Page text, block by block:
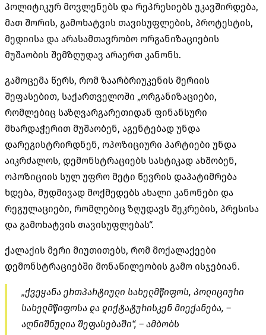
პოლიტიკურ მოვლენებს და რეპრესიებს უკავშირდება,
მათ შორის, გამოხატვის თავისუფლების, პროტესტის,
მედიისა და არასამთავრობო ორგანიზაციების
მუშაობის შემზღუდავ არაერთ კანონს.
გამოცემა წერს, რომ ზაარბრიუკენის მერიის
შეფასებით, საქართველოში „ორგანიზაციები,
რომლებიც საზღვარგარეთიდან ფინანსური
მხარდაჭერით მუშაობენ, აგენტებად უნდა
დარეგისტრირდნენ, ოპოზიციური პარტიები უნდა
აიკრძალოს, დემონსტრაციებს სასტიკად ახშობენ,
ოპოზიციის სულ უფრო მეტი წევრის დაპატიმრება
ხდება, მუდმივად მოქმედებს ახალი კანონები და
რეგულაციები, რომლებიც ზღუდავს შეკრების, პრესისა
და გამოხატვის თავისუფლებას“.
ქალაქის მერი მიუთითებს, რომ მოქალაქეები
დემონსტრაციებში მონაწილეობის გამო ისჯებიან.
„ქვეყანა ერთპარტიული სახელმწიფოს, პოლიციური
სახელმწიფოსა და დიქტატურისკენ მიექანება, –
აღნიშნულია შეფასებაში“, – ამბობს